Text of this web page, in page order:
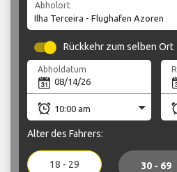
Abholort
Rückkehr zum selben Ort
Abholdatum
Alter des Fahrers:
18 - 29 30 - 69